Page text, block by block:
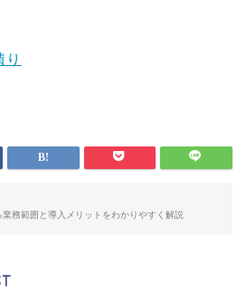
務範囲と導入メリットをわかりやすく解説